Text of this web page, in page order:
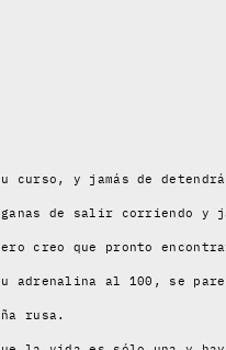
curso, y jamás de
de salir corriendo y
creo que pronto
adrenalina al 100, se
rusa.